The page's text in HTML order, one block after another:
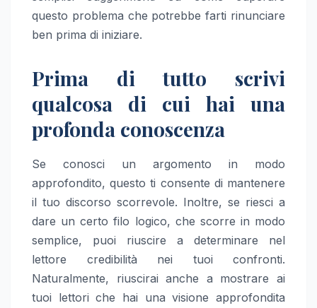
questo problema che potrebbe farti rinunciare
ben prima di iniziare.
Prima di tutto scrivi
qualcosa di cui hai una
profonda conoscenza
Se conosci un argomento in modo
approfondito, questo ti consente di mantenere
il tuo discorso scorrevole. Inoltre, se riesci a
dare un certo filo logico, che scorre in modo
semplice, puoi riuscire a determinare nel
lettore credibilità nei tuoi confronti.
Naturalmente, riuscirai anche a mostrare ai
tuoi lettori che hai una visione approfondita